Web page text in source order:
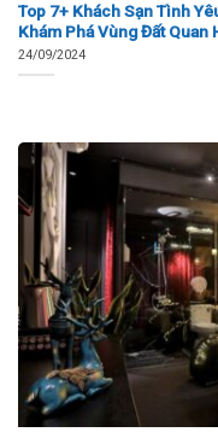
Top 7+ Khách Sạn Tình
Khám Phá Vùng Đất Quan
24/09/2024